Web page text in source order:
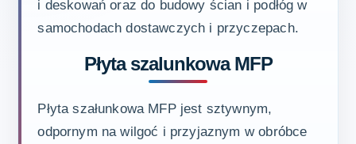
i deskowań oraz do budowy ścian i podłóg w
samochodach dostawczych i przyczepach.
Płyta szalunkowa MFP
Płyta szałunkowa MFP jest sztywnym,
odpornym na wilgoć i przyjaznym w obróbce